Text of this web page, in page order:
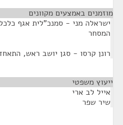
מוזמנים באמצעים מקוונים
ישראלה מני - סמנכ"לית אגף
המסחר
רונן קרסו - סגן יושב ראש,
ייעוץ משפטי
אייל לב ארי
שיר שפר